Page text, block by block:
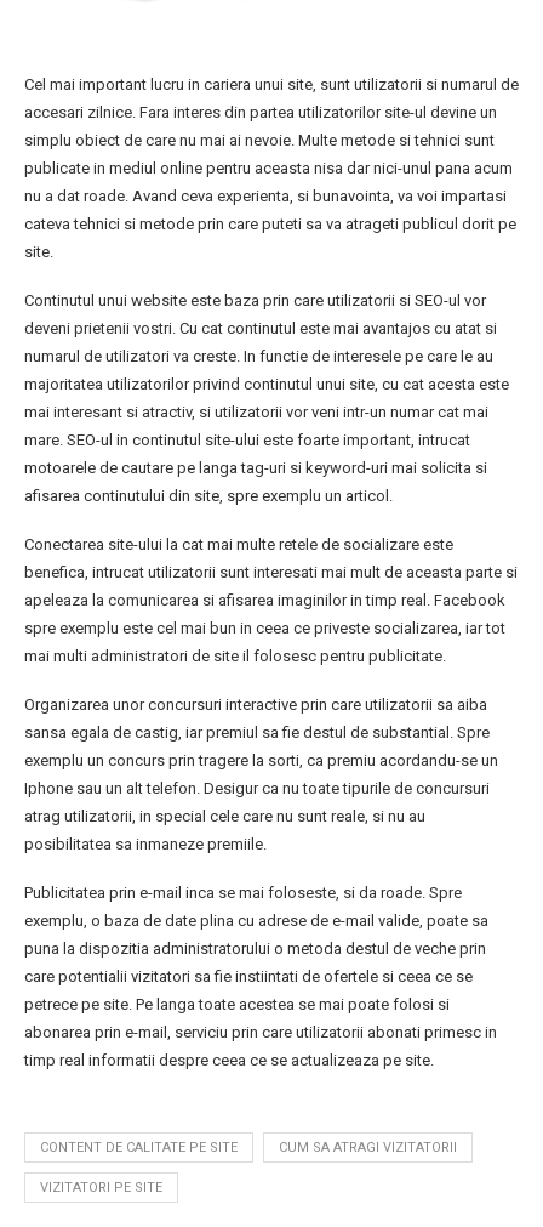
Cel mai important lucru in cariera unui site, sunt utilizatorii si numarul de
accesari zilnice. Fara interes din partea utilizatorilor site-ul devine un
simplu obiect de care nu mai ai nevoie. Multe metode si tehnici sunt
publicate in mediul online pentru aceasta nisa dar nici-unul pana acum
nu a dat roade. Avand ceva experienta, si bunavointa, va voi impartasi
cateva tehnici si metode prin care puteti sa va atrageti publicul dorit pe
site.
Continutul unui website este baza prin care utilizatorii si SEO-ul vor
deveni prietenii vostri. Cu cat continutul este mai avantajos cu atat si
numarul de utilizatori va creste. In functie de interesele pe care le au
majoritatea utilizatorilor privind continutul unui site, cu cat acesta este
mai interesant si atractiv, si utilizatorii vor veni intr-un numar cat mai
mare. SEO-ul in continutul site-ului este foarte important, intrucat
motoarele de cautare pe langa tag-uri si keyword-uri mai solicita si
afisarea continutului din site, spre exemplu un articol.
Conectarea site-ului la cat mai multe retele de socializare este
benefica, intrucat utilizatorii sunt interesati mai mult de aceasta parte si
apeleaza la comunicarea si afisarea imaginilor in timp real. Facebook
spre exemplu este cel mai bun in ceea ce priveste socializarea, iar tot
mai multi administratori de site il folosesc pentru publicitate.
Organizarea unor concursuri interactive prin care utilizatorii sa aiba
sansa egala de castig, iar premiul sa fie destul de substantial. Spre
exemplu un concurs prin tragere la sorti, ca premiu acordandu-se un
Iphone sau un alt telefon. Desigur ca nu toate tipurile de concursuri
atrag utilizatorii, in special cele care nu sunt reale, si nu au
posibilitatea sa inmaneze premiile.
Publicitatea prin e-mail inca se mai foloseste, si da roade. Spre
exemplu, o baza de date plina cu adrese de e-mail valide, poate sa
puna la dispozitia administratorului o metoda destul de veche prin
care potentialii vizitatori sa fie instiintati de ofertele si ceea ce se
petrece pe site. Pe langa toate acestea se mai poate folosi si
abonarea prin e-mail, serviciu prin care utilizatorii abonati primesc in
timp real informatii despre ceea ce se actualizeaza pe site.
CONTENT DE CALITATE PE SITE CUM SA ATRAGI VIZITATORII
VIZITATORI PE SITE